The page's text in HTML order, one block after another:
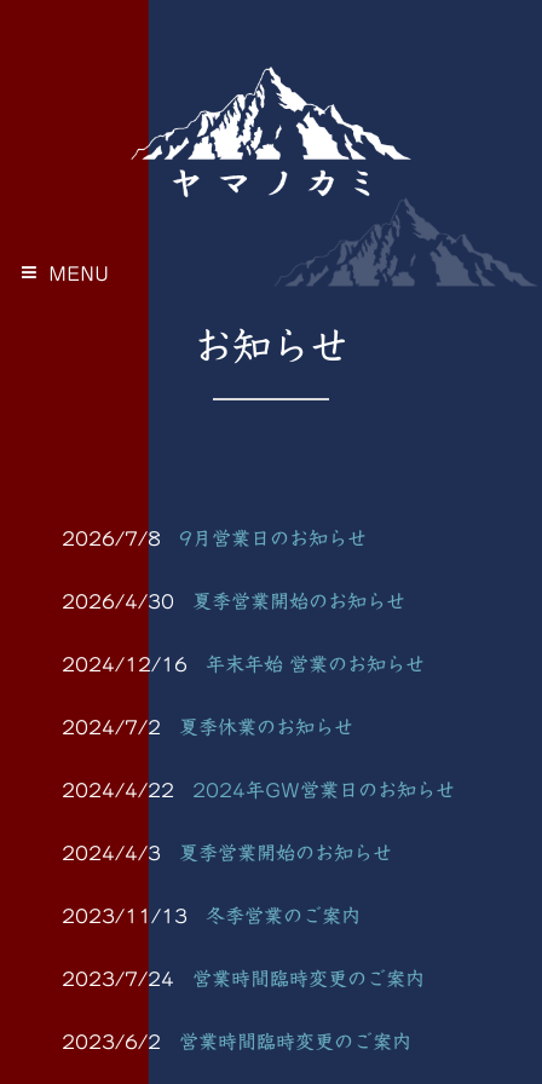
MENU
お知らせ
2026/7/8 9月営業日のお知らせ
2026/4/30 夏季営業開始のお知らせ
2024/12/16 年末年始 営業のお知らせ
2024/7/2 夏季休業のお知らせ
2024/4/22 2024年GW営業日のお知らせ
2024/4/3 夏季営業開始のお知らせ
2023/11/13 冬季営業のご案内
2023/7/24 営業時間臨時変更のご案内
2023/6/2 営業時間臨時変更のご案内